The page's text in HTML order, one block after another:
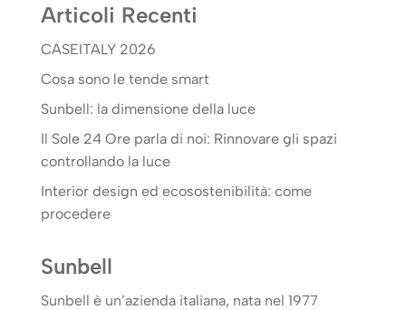
Articoli Recenti
CASEITALY 2026
Cosa sono le tende smart
Sunbell: la dimensione della luce
Il Sole 24 Ore parla di noi: Rinnovare gli spazi
controllando la luce
Interior design ed ecosostenibilità: come
procedere
Sunbell
Sunbell è un’azienda italiana, nata nel 1977